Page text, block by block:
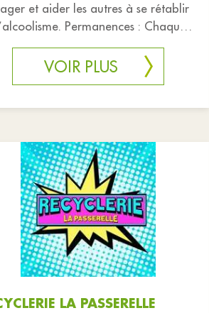
et aider les autres à se rétablir
Permanences : Chaque
à 19h30
VOIR PLUS
LA PASSERELLE